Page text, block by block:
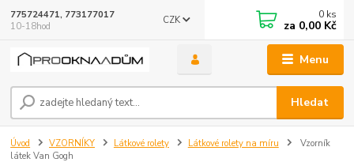
Menu
CZK
Hledat
775724471, 773177017
10-18hod
0 ks
za 0,00 Kč
Úvod VZORNÍKY Látkové rolety Látkové rolety na míru
Vzorník
látek Van Gogh